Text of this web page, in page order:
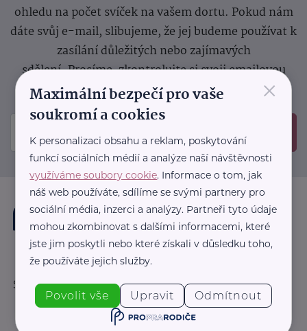
ohledu na počet svíček na vašem dortu. Pokud nám
dáte svůj e-mail, slibujeme, že jej budeme používat k
zasílání důležitých nebo zajímavých
sdělení.Prosíme, zkontrolujte si svoji emailovou
schránku, kam jsme poslali potvrzovací e-mail.
Sledujte nás:
×
Maximální bezpečí pro vaše
soukromí a cookies
K personalizaci obsahu a reklam, poskytování
funkcí sociálních médií a analýze naší návštěvnosti
využíváme soubory cookie. Informace o tom, jak
náš web používáte, sdílíme se svými partnery pro
sociální média, inzerci a analýzy. Partneři tyto údaje
mohou zkombinovat s dalšími informacemi, které
jste jim poskytli nebo které získali v důsledku toho,
že používáte jejich služby.
Povolit vše Upravit Odmítnout